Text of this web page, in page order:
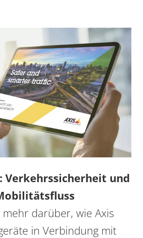
Verkehrssicherheit und
mehr darüber, wie Axis
in Verbindung mit